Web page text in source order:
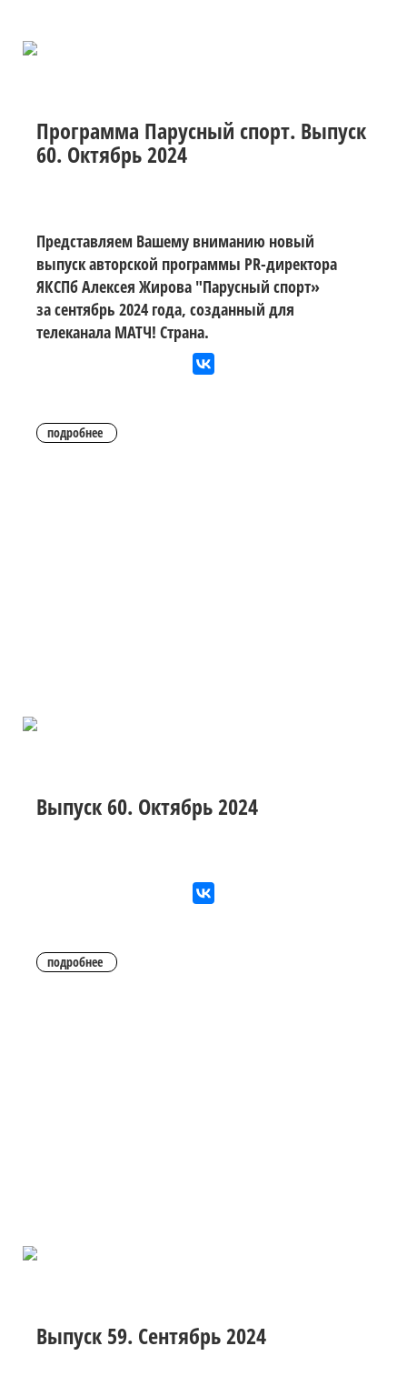
Программа Парусный спорт. Выпуск
60. Октябрь 2024
Представляем Вашему вниманию новый
выпуск авторской программы PR-директора
ЯКСПб Алексея Жирова "Парусный спорт»
за сентябрь 2024 года, созданный для
телеканала МАТЧ! Страна.
подробнее
Выпуск 60. Октябрь 2024
подробнее
Выпуск 59. Сентябрь 2024